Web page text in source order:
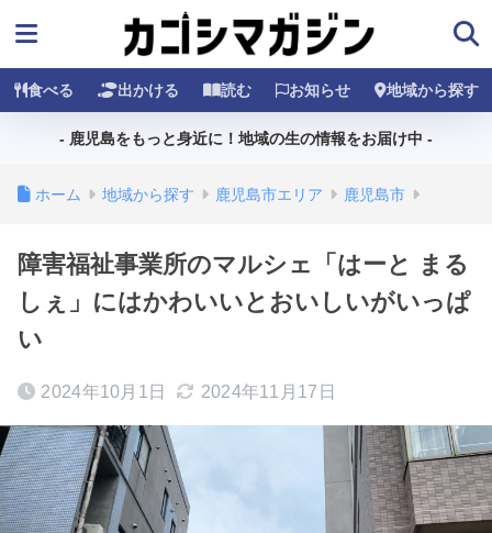
食べる 出かける 読む お知らせ 地域から探す
- 鹿児島をもっと身近に！地域の生の情報をお届け中 -
ホーム 地域から探す 鹿児島市エリア 鹿児島市
障害福祉事業所のマルシェ「はーと まる
しぇ」にはかわいいとおいしいがいっぱ
い
2024年10月1日 2024年11月17日